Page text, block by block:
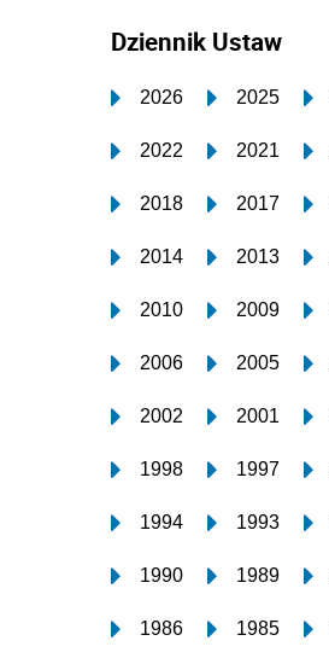
Dziennik Ustaw
2026 2025
2022 2021
2018 2017
2014 2013
2010 2009
2006 2005
2002 2001
1998 1997
1994 1993
1990 1989
1986 1985